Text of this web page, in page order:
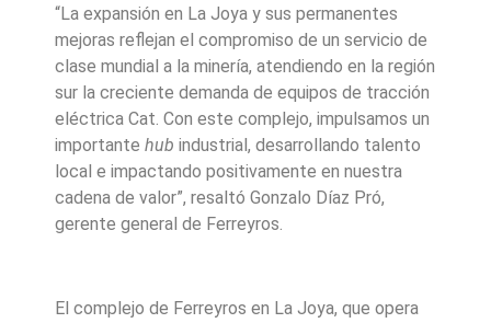
“La expansión en La Joya y sus permanentes
mejoras reflejan el compromiso de un servicio de
clase mundial a la minería, atendiendo en la región
sur la creciente demanda de equipos de tracción
eléctrica Cat. Con este complejo, impulsamos un
importante hub industrial, desarrollando talento
local e impactando positivamente en nuestra
cadena de valor”, resaltó Gonzalo Díaz Pró,
gerente general de Ferreyros.
El complejo de Ferreyros en La Joya, que opera